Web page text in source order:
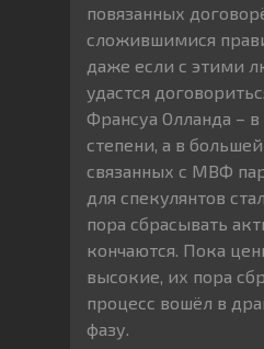
повязанных
сложившимися
даже если с этими
удастся
Франсуа Олланда –
степени, а в
связанных с МВФ
для спекулянтов
пора сбрасывать
кончаются. Пока
высокие, их пора
процесс вошёл в
фазу.